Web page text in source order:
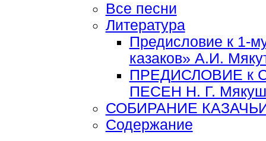
Все песни
Литература
Предисловие к 1-
казаков» А.И.
ПРЕДИСЛОВИЕ к
ПЕСЕН Н. Г.
СОБИРАНИЕ
Содержание